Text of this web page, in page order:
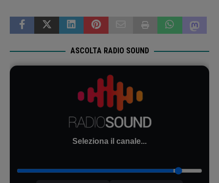
ASCOLTA RADIO SOUND
Seleziona il canale...